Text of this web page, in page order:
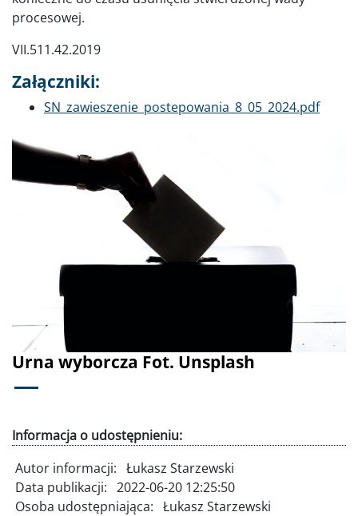
procesowej.
VII.511.42.2019
Załączniki:
Dokument
SN_zawieszenie_postepowania_8_05_2024.pdf
Urna wyborcza Fot. Unsplash
Poprzednie
Informacja o udostępnieniu:
Autor informacji: Łukasz Starzewski
Data publikacji: 2022-06-20 12:25:50
Osoba udostępniająca: Łukasz Starzewski